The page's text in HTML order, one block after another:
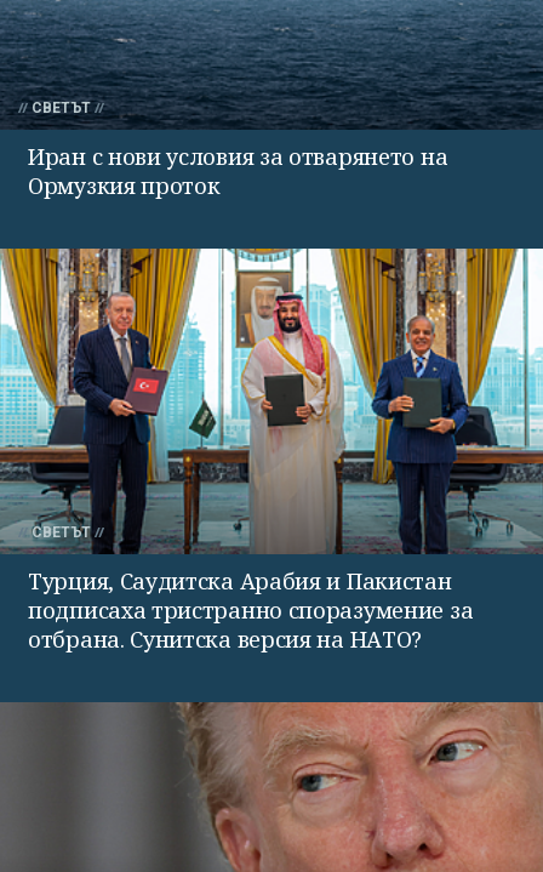
СВЕТЪТ
Иран с нови условия за отварянето на
Ормузкия проток
СВЕТЪТ
Турция, Саудитска Арабия и Пакистан
подписаха тристранно споразумение за
отбрана. Сунитска версия на НАТО?